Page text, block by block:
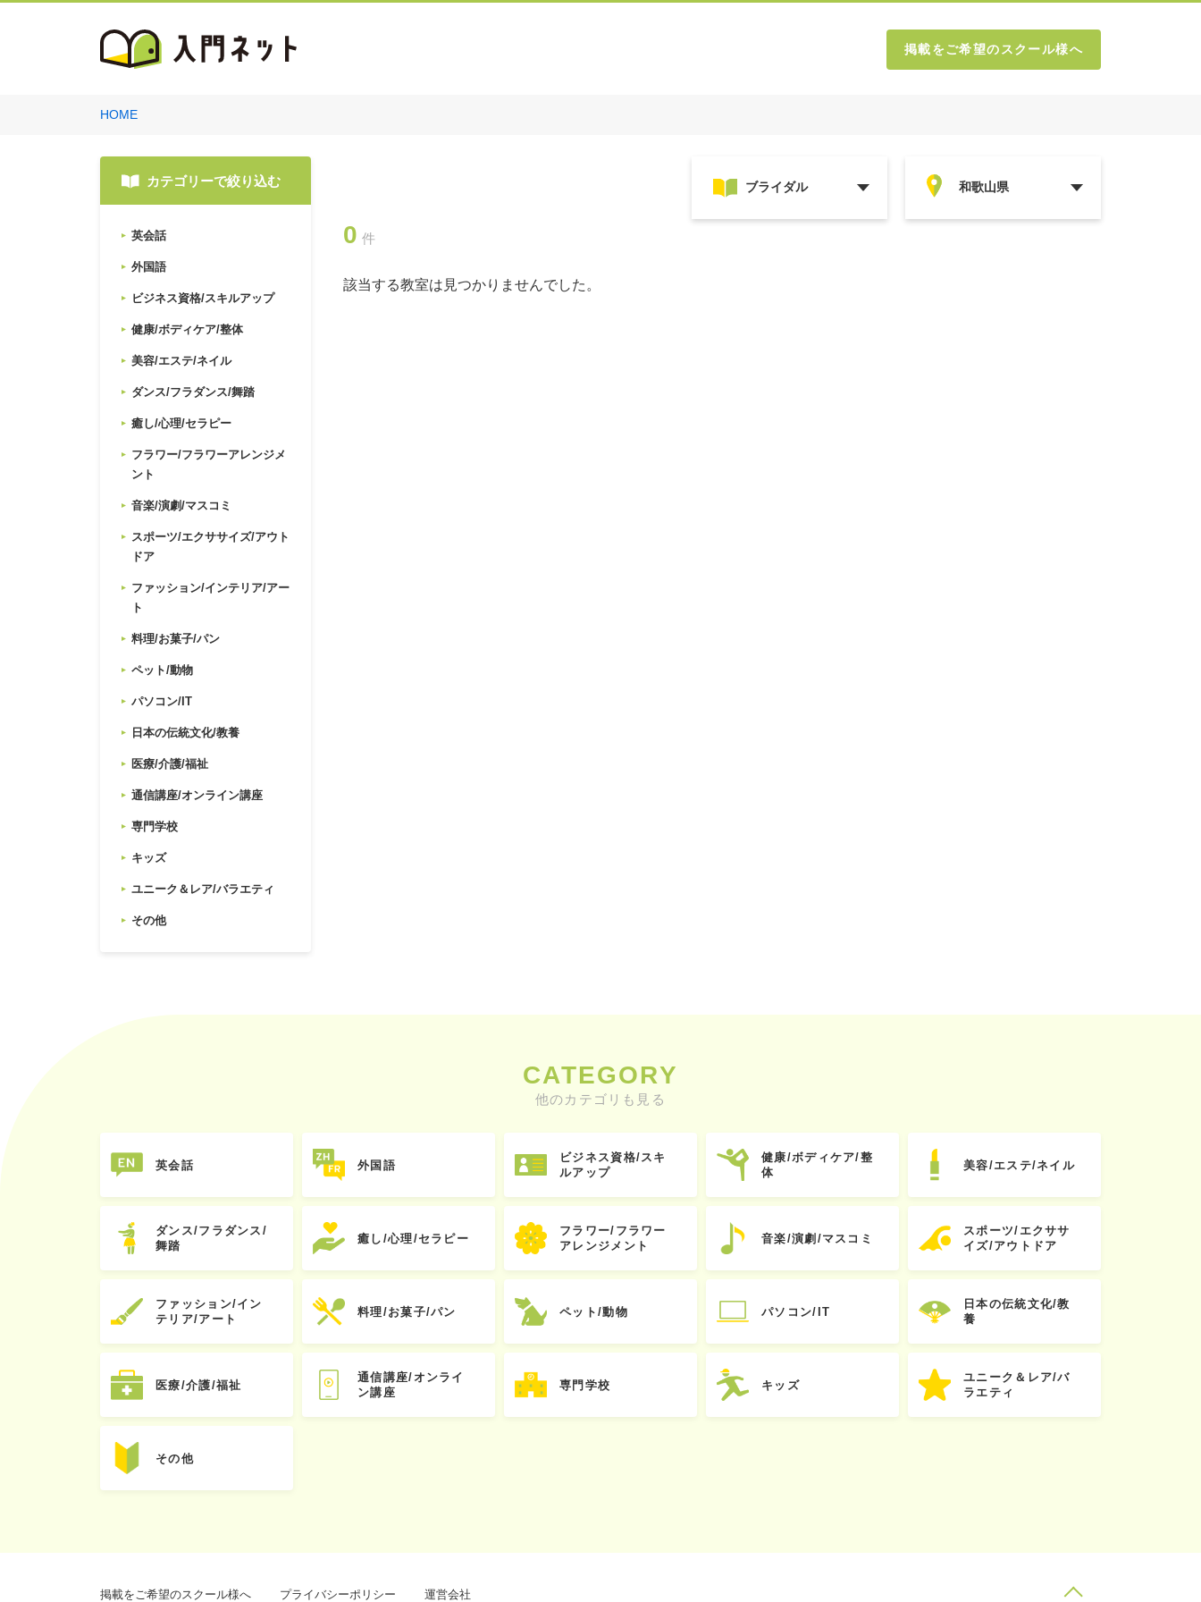
掲載をご希望のスクール様へ
HOME
カテゴリーで絞り込む
英会話
外国語
ビジネス資格/スキルアップ
健康/ボディケア/整体
美容/エステ/ネイル
ダンス/フラダンス/舞踏
癒し/心理/セラピー
フラワー/フラワーアレンジメ
ント
音楽/演劇/マスコミ
スポーツ/エクササイズ/アウト
ドア
ファッション/インテリア/アー
ト
料理/お菓子/パン
ペット/動物
パソコン/IT
日本の伝統文化/教養
医療/介護/福祉
通信講座/オンライン講座
専門学校
キッズ
ユニーク＆レア/バラエティ
その他
0 件
該当する教室は見つかりませんでした。
CATEGORY
他のカテゴリも見る
英会話 外国語
ビジネス資格/スキ
ルアップ
健康/ボディケア/整
体
美容/エステ/ネイル
ダンス/フラダンス/
舞踏
癒し/心理/セラピー
フラワー/フラワー
アレンジメント
音楽/演劇/マスコミ
スポーツ/エクササ
イズ/アウトドア
ファッション/イン
テリア/アート
料理/お菓子/パン ペット/動物 パソコン/IT
日本の伝統文化/教
養
医療/介護/福祉
通信講座/オンライ
ン講座
専門学校 キッズ
ユニーク＆レア/バ
ラエティ
その他
掲載をご希望のスクール様へ プライバシーポリシー 運営会社